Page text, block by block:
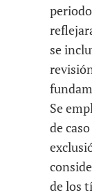
se
Se
de
de los